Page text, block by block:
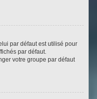
par défaut est utilisé pour
par défaut.
votre groupe par défaut